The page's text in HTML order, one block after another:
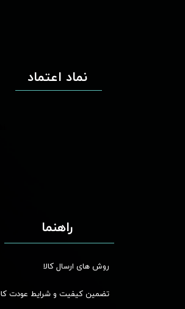
نماد اعتماد
راهنما
روش های ارسال کالا
تضمین کیفیت و شرایط عودت